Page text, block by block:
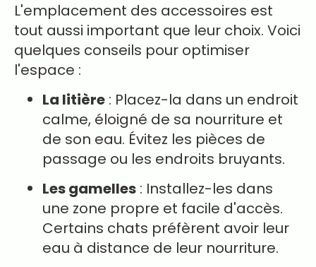
L'emplacement des accessoires est
tout aussi important que leur choix. Voici
quelques conseils pour optimiser
l'espace :
La litière : Placez-la dans un endroit
calme, éloigné de sa nourriture et
de son eau. Évitez les pièces de
passage ou les endroits bruyants.
Les gamelles : Installez-les dans
une zone propre et facile d'accès.
Certains chats préfèrent avoir leur
eau à distance de leur nourriture.